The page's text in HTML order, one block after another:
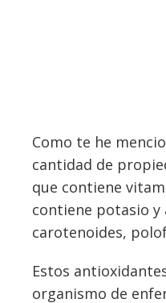
Como te he
cantidad de
que contiene
contiene potasio y
carotenoides,
Estos
organismo de